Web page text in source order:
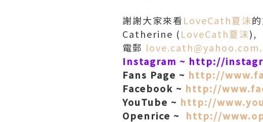
謝謝大家來看LoveCath夏沫
Catherine (LoveCath夏沫),
電郵
Instagram ~ http://
Fans Page ~ http://
Facebook ~ http://
YouTube ~ http://
Openrice ~ http://